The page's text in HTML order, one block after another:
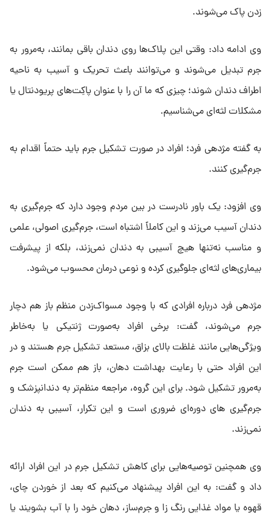
زدن پاک می‌شوند.
وی ادامه داد: وقتی این پلاک‌ها روی دندان باقی بمانند، به‌مرور به
جرم تبدیل می‌شوند و می‌توانند باعث تحریک و آسیب به ناحیه
اطراف دندان شوند؛ چیزی که ما آن را با عنوان پاکِت‌های پریودنتال یا
مشکلات لثه‌ای می‌شناسیم.
به گفته مژدهی فرد؛ افراد در صورت تشکیل جرم باید حتماً اقدام به
جرم‌گیری کنند.
وی افزود: یک باور نادرست در بین مردم وجود دارد که جرم‌گیری به
دندان آسیب می‌زند و این کاملاً اشتباه است، جرم‌گیری اصولی، علمی
و مناسب نه‌تنها هیچ آسیبی به دندان نمی‌زند، بلکه از پیشرفت
بیماری‌های لثه‌ای جلوگیری کرده و نوعی درمان محسوب می‌شود.
مژدهی فرد درباره افرادی که با وجود مسواک‌زدن منظم باز هم دچار
جرم می‌شوند، گفت: برخی افراد به‌صورت ژنتیکی یا به‌خاطر
ویژگی‌هایی مانند غلظت بالای بزاق، مستعد تشکیل جرم هستند و در
این افراد حتی با رعایت بهداشت دهان، باز هم ممکن است جرم
به‌مرور تشکیل شود. برای این گروه، مراجعه منظم‌تر به دندانپزشک و
جرم‌گیری های دوره‌ای ضروری است و این تکرار، آسیبی به دندان
نمی‌زند.
وی همچنین توصیه‌هایی برای کاهش تشکیل جرم در این افراد ارائه
داد و گفت: به این افراد پیشنهاد می‌کنیم که بعد از خوردن چای،
قهوه یا مواد غذایی رنگ زا و جرم‌ساز، دهان خود را با آب بشویند یا